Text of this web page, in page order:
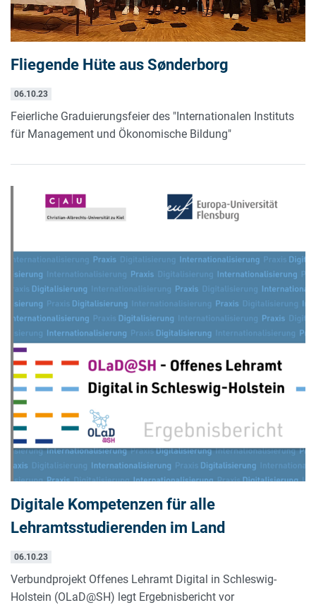
Fliegende Hüte aus Sønderborg
06.10.23
Feierliche Graduierungsfeier des "Internationalen Instituts
für Management und Ökonomische Bildung"
Digitale Kompetenzen für alle
Lehramtsstudierenden im Land
06.10.23
Verbundprojekt Offenes Lehramt Digital in Schleswig-
Holstein (OLaD@SH) legt Ergebnisbericht vor